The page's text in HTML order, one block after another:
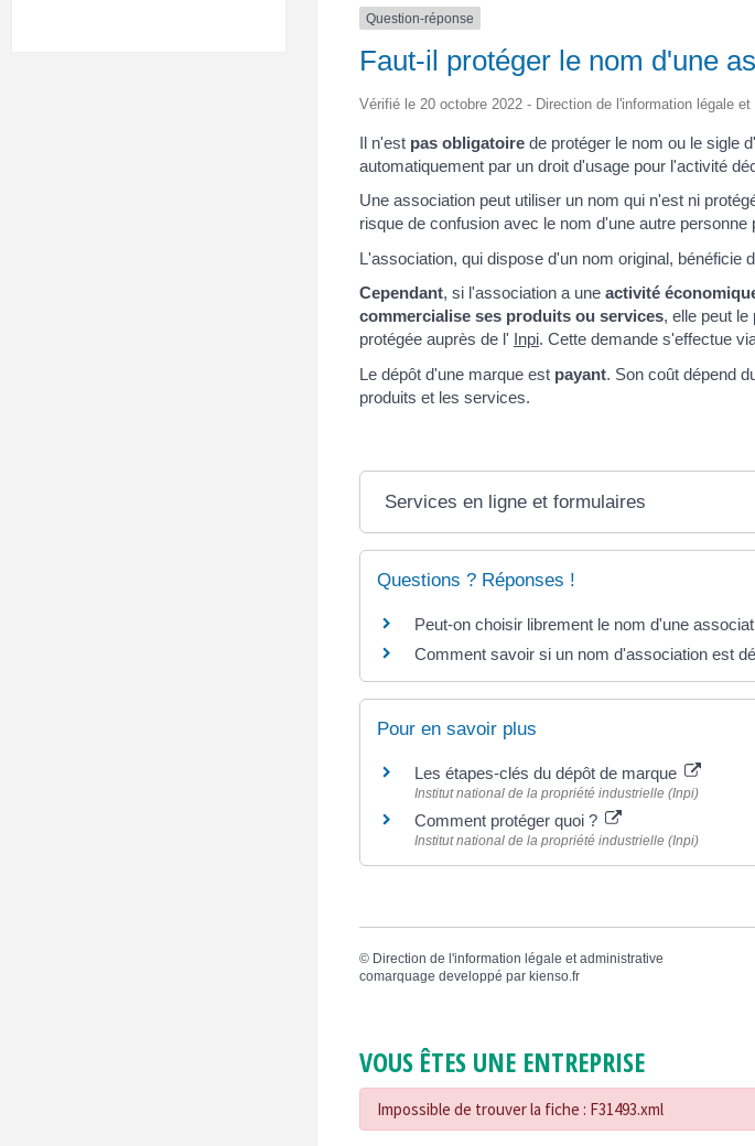
Question-réponse
Faut-il protéger le nom d'une
Vérifié le 20 octobre 2022 - Direction de l'information légale
Il n'est pas obligatoirede protéger le nom ou le sigle
automatiquement par un droit d'usage pour l'activité
Une association peut utiliser un nom qui n'est ni
risque de confusion avec le nom d'une autre personne
L'association, qui dispose d'un nom original, bénéficie
Cependant, si l'association a une activité
commercialise ses produits ou services, elle peut
protégée auprès de l' Inpi. Cette demande s'effectue
Le dépôt d'une marque estpayant. Son coût dépend
produits et les services.
Services en ligne et formulaires
Questions ? Réponses !
Peut-on choisir librement le nom d'une
Comment savoir si un nom d'association est
Pour en savoir plus
Les étapes-clés du dépôt de marque
Institut national de la propriété industrielle (Inpi)
Comment protéger quoi ?
Institut national de la propriété industrielle (Inpi)
© Direction de l'information légale et administrative
comarquage developpé par kienso.fr
VOUS ÊTES UNE ENTREPRISE
Impossible de trouver la fiche : F31493.xml